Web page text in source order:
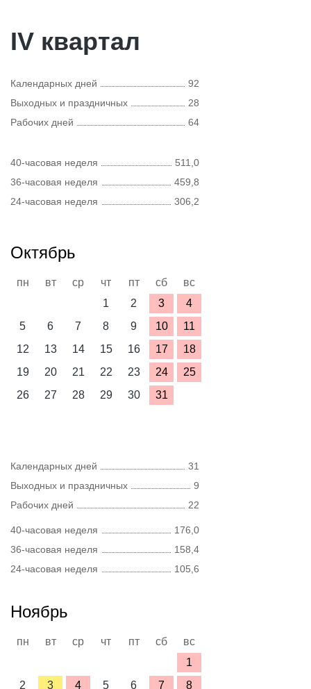
IV квартал
Календарных дней
92
Выходных и праздничных
28
Рабочих дней
64
40-часовая неделя
511,0
36-часовая неделя
459,8
24-часовая неделя
306,2
Октябрь
пн вт ср чт пт сб
вс
1
2 3
4
5
6 7 8 9 10
11
12
13 14 15 16 17
18
19
20 21 22 23 24
25
26
27 28 29 30 31
Календарных дней
31
Выходных и праздничных
9
Рабочих дней
22
40-часовая неделя
176,0
36-часовая неделя
158,4
24-часовая неделя
105,6
Ноябрь
пн вт ср чт пт сб
вс
1
2
3 4 5 6 7 8